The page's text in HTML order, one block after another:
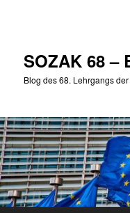
SOZAK 68 –
Blog des 68. Lehrgangs